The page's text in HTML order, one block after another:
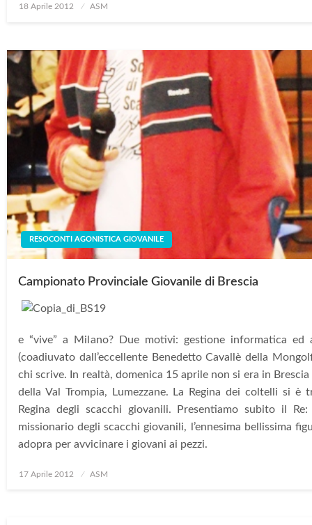
Posted
18 Aprile 2012 ASM
RESOCONTI AGONISTICA GIOVANILE
Campionato Provinciale Giovanile di Brescia
e “vive” a Milano? Due motivi: gestione informatica ed
(coadiuvato dall’eccellente Benedetto Cavallè della
chi scrive. In realtà, domenica 15 aprile non si era in
della Val Trompia, Lumezzane. La Regina dei coltelli si è
Regina degli scacchi giovanili. Presentiamo subito il
missionario degli scacchi giovanili, l’ennesima bellissima
adopra per avvicinare i giovani ai pezzi.
Posted
17 Aprile 2012 ASM